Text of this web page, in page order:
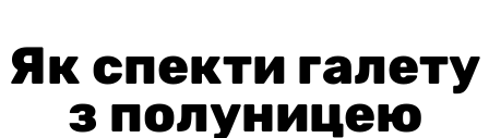
Як спекти галету
з полуницею